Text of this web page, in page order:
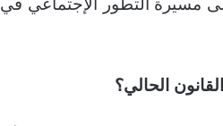
الحالي؟